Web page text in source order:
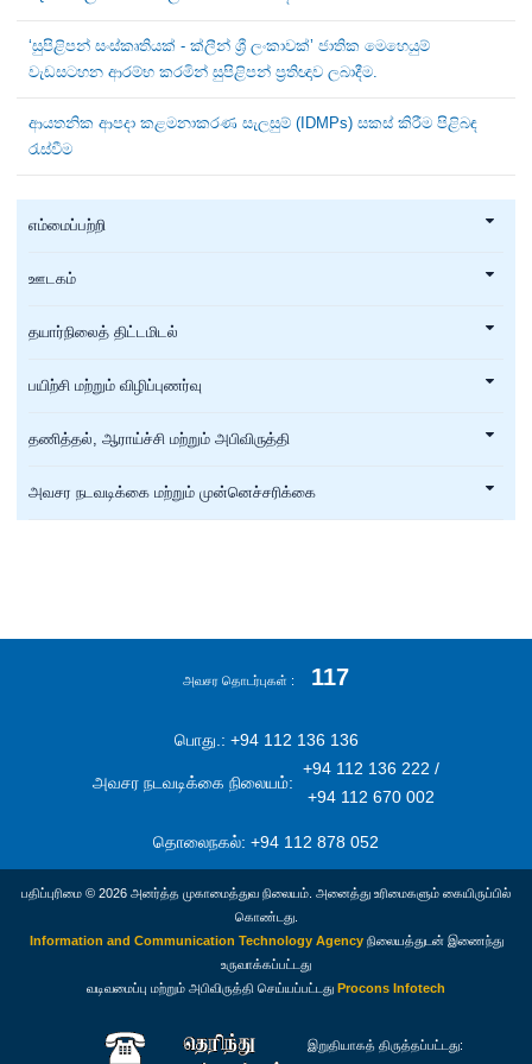
‘සුපිළිපන් සංස්කෘතියක් - ක්ලීන් ශ්‍රී ලංකාවක්’ ජාතික මෙහෙයුම්
වැඩසටහන ආරම්භ කරමින් සුපිළිපන් ප්‍රතිඥාව ලබාදීම.
ආයතනික ආපදා කළමනාකරණ සැලසුම් (IDMPs) සකස් කිරීම පිළිබඳ
රැස්වීම
எம்மைப்பற்றி
ஊடகம்
தயார்நிலைத் திட்டமிடல்
பயிற்சி மற்றும் விழிப்புணர்வு
தணித்தல், ஆராய்ச்சி மற்றும் அபிவிருத்தி
அவசர நடவடிக்கை மற்றும் முன்னெச்சரிக்கை
அவசர தொடர்புகள் 117
பொது.: +94 112 136 136
அவசர நடவடிக்கை நிலையம்:
+94 112 136 222 /
+94 112 670 002
தொலைநகல்: +94 112 878 052
பதிப்புரிமை © 2026 அனர்த்த முகாமைத்துவ நிலையம். அனைத்து உரிமைகளும் கையிருப்பில்
கொண்டது.
Information and Communication Technology Agencyநிலையத்துடன் இணைந்து
உருவாக்கப்பட்டது
வடிவமைப்பு மற்றும் அபிவிருத்தி செய்யப்பட்டது Procons Infotech
இறுதியாகத் திருத்தப்பட்டது: